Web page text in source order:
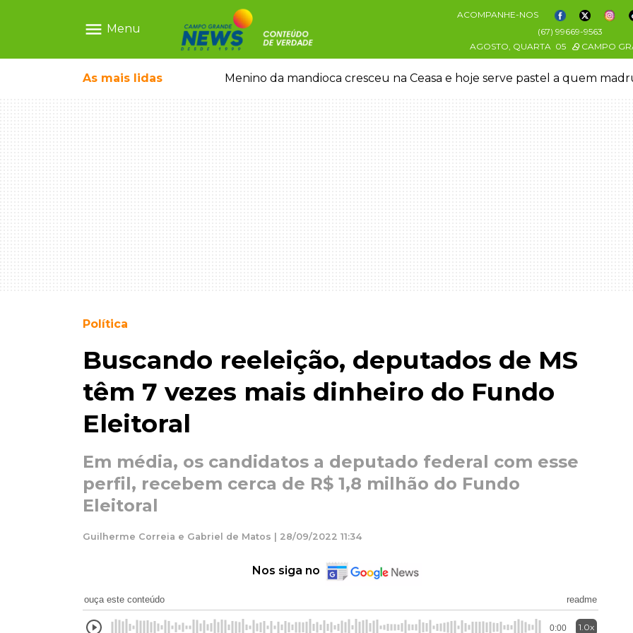
menu Menu
ACOMPANHE-NOS
(67) 99669-9563
AGOSTO, QUARTA 05 CAMPO
As mais lidas
antes de induzi-la à morte Menino da mandioca cresceu na Ceasa e hoje serve pastel a quem
Política
Buscando reeleição, deputados de MS
têm 7 vezes mais dinheiro do Fundo
Eleitoral
Em média, os candidatos a deputado federal com esse
perfil, recebem cerca de R$ 1,8 milhão do Fundo
Eleitoral
Guilherme Correia e Gabriel de Matos | 28/09/2022 11:34
Nos siga no
ouça este conteúdo readme
0:00 1.0x